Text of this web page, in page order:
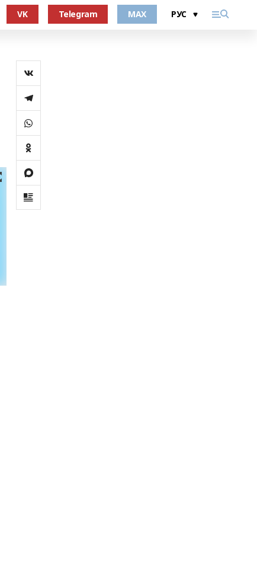
VK Telegram MAX